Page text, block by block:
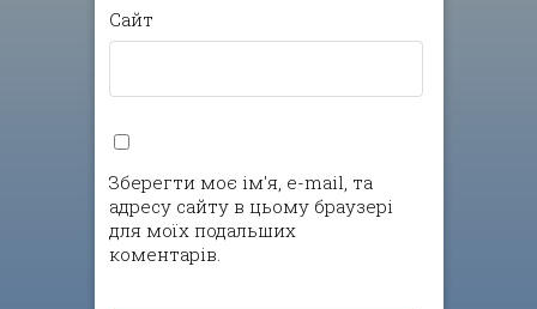
Сайт
Зберегти моє ім'я, e-mail, та
адресу сайту в цьому браузері
для моїх подальших
коментарів.